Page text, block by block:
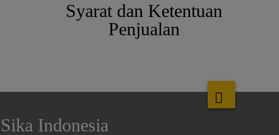
Syarat dan Ketentuan
Penjualan
Sika Indonesia